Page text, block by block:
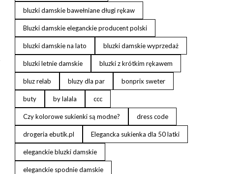
bluzki damskie bawełniane długi rękaw
Bluzki damskie eleganckie producent polski
bluzki damskie na lato bluzki damskie wyprzedaż
bluzki letnie damskie bluzki z krótkim rękawem
bluz relab bluzy dla par bonprix sweter
buty by lalala ccc
Czy kolorowe sukienki są modne? dress code
drogeria ebutik.pl Elegancka sukienka dla 50 latki
eleganckie bluzki damskie
eleganckie spodnie damskie